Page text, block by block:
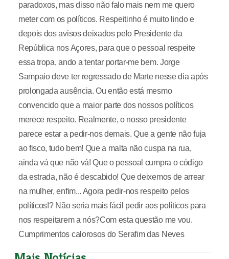
paradoxos, mas disso não falo mais nem me quero
meter com os políticos. Respeitinho é muito lindo e
depois dos avisos deixados pelo Presidente da
República nos Açores, para que o pessoal respeite
essa tropa, ando a tentar portar-me bem. Jorge
Sampaio deve ter regressado de Marte nesse dia após
prolongada ausência. Ou então está mesmo
convencido que a maior parte dos nossos políticos
merece respeito. Realmente, o nosso presidente
parece estar a pedir-nos demais. Que a gente não fuja
ao fisco, tudo bem! Que a malta não cuspa na rua,
ainda vá que não vá! Que o pessoal cumpra o código
da estrada, não é descabido! Que deixemos de arrear
na mulher, enfim... Agora pedir-nos respeito pelos
políticos!? Não seria mais fácil pedir aos políticos para
nos respeitarem a nós?Com esta questão me vou.
Cumprimentos calorosos do Serafim das Neves